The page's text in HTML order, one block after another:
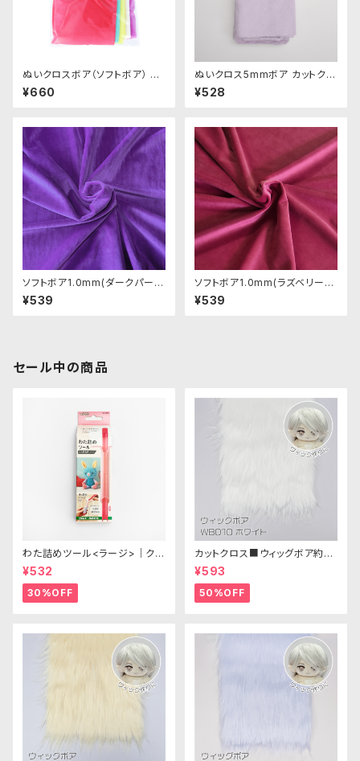
ぬいクロスボア（ソフトボア） ア
ソートセット（ビビッドカラー）｜
清原株式会社
¥660
ぬいクロス5mmボア カットクロ
ス（ペールラベンダー）｜清原株
式会社
¥528
ソフトボア1.0mm(ダークパープ
ル)SSB121 ぬいぐるみ用短毛ボ
ア生地 20cm
¥539
ソフトボア1.0mm(ラズベリー)S
SB050 ぬいぐるみ用短毛ボア
生地 20cm
¥539
セール中の商品
わた詰めツール<ラージ>｜クロ
バー
¥532
30%OFF
カットクロス■ウィッグボア約8c
m(ホワイト)WB010 ボア生地
25cm × 45cm
¥593
50%OFF